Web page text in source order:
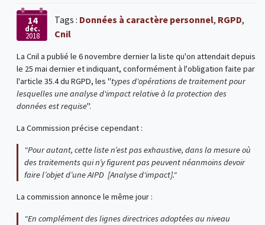
14
déc.
2018
Tags : Données à caractère personnel, RGPD,
Cnil
La Cnil a publié le 6 novembre dernier la liste qu'on attendait depuis
le 25 mai dernier et indiquant, conformément à l'obligation faite par
l'article 35.4 du RGPD, les "types d'opérations de traitement pour
lesquelles une analyse d'impact relative à la protection des
données est requise".
La Commission précise cependant :
"Pour autant, cette liste n’est pas exhaustive, dans la mesure où
des traitements qui n’y figurent pas peuvent néanmoins devoir
faire l’objet d’une AIPD [Analyse d'impact]."
La commission annonce le même jour :
"En complément des lignes directrices adoptées au niveau